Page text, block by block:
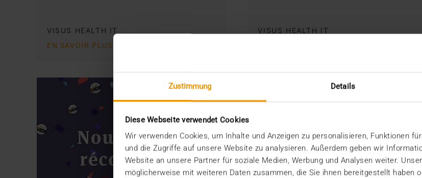
Zustimmung Details
Diese Webseite verwendet Cookies
Wir verwenden Cookies, um Inhalte und Anzeigen zu personalisieren, Funktionen
und die Zugriffe auf unsere Website zu analysieren. Außerdem geben wir
Website an unsere Partner für soziale Medien, Werbung und Analysen weiter.
möglicherweise mit weiteren Daten zusammen, die Sie ihnen bereitgestellt haben
VISUS HEALTH IT
EN SAVOIR PLUS
VISUS HEALTH IT